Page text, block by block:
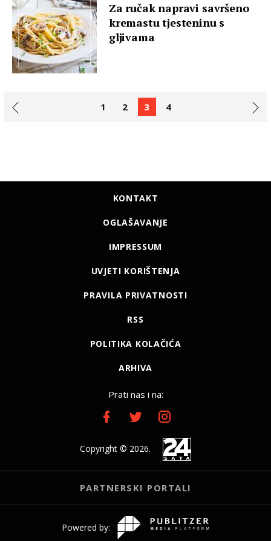
Za ručak napravi savršeno
kremastu tjesteninu s
gljivama
1 2 3 4
KONTAKT
OGLAŠAVANJE
IMPRESSUM
UVJETI KORIŠTENJA
PRAVILA PRIVATNOSTI
RSS
POLITIKA KOLAČIĆA
ARHIVA
Prati nas i na:
Copyright © 2026.
PARTNERSKI PORTALI
Powered by: